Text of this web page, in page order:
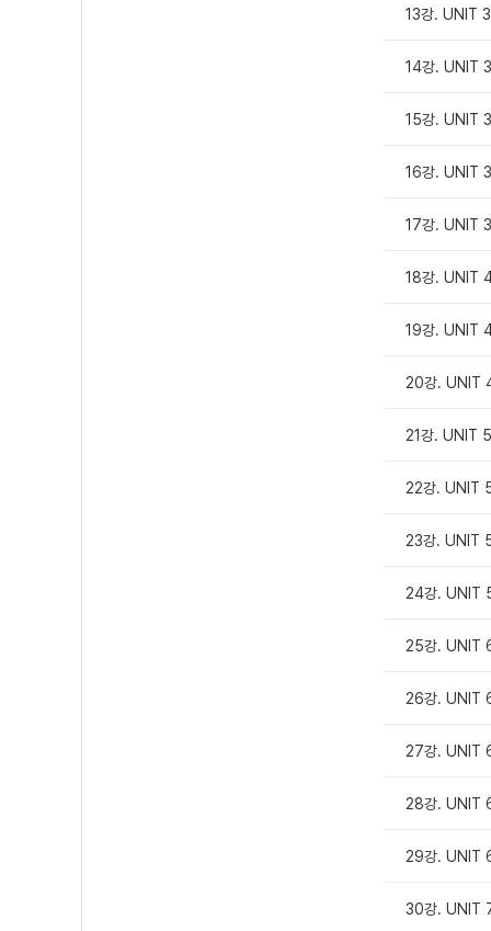
13강. UNIT
14강. UNIT
15강. UNIT
16강. UNIT
17강. UNIT
18강. UNIT
19강. UNIT
20강. UNIT
21강. UNIT
22강. UNIT
23강. UNIT
24강. UNIT
25강. UNIT
26강. UNIT
27강. UNIT
28강. UNIT
29강. UNIT
30강. UNIT